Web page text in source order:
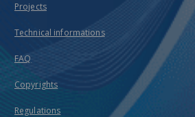
Projects
Technical informations
FAQ
Copyrights
Regulations